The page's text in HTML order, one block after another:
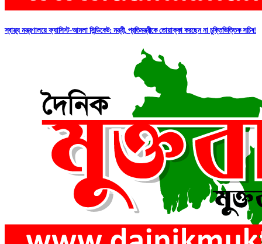
স্বাস্থ্য মন্ত্রণালয়ে ফ্যাসিস্ট-আমলা সিন্ডিকেট: মন্ত্রী, প্রতিমন্ত্রীকে তোয়াক্কা করছেন না চুক্তিভিত্তিক সচিব!